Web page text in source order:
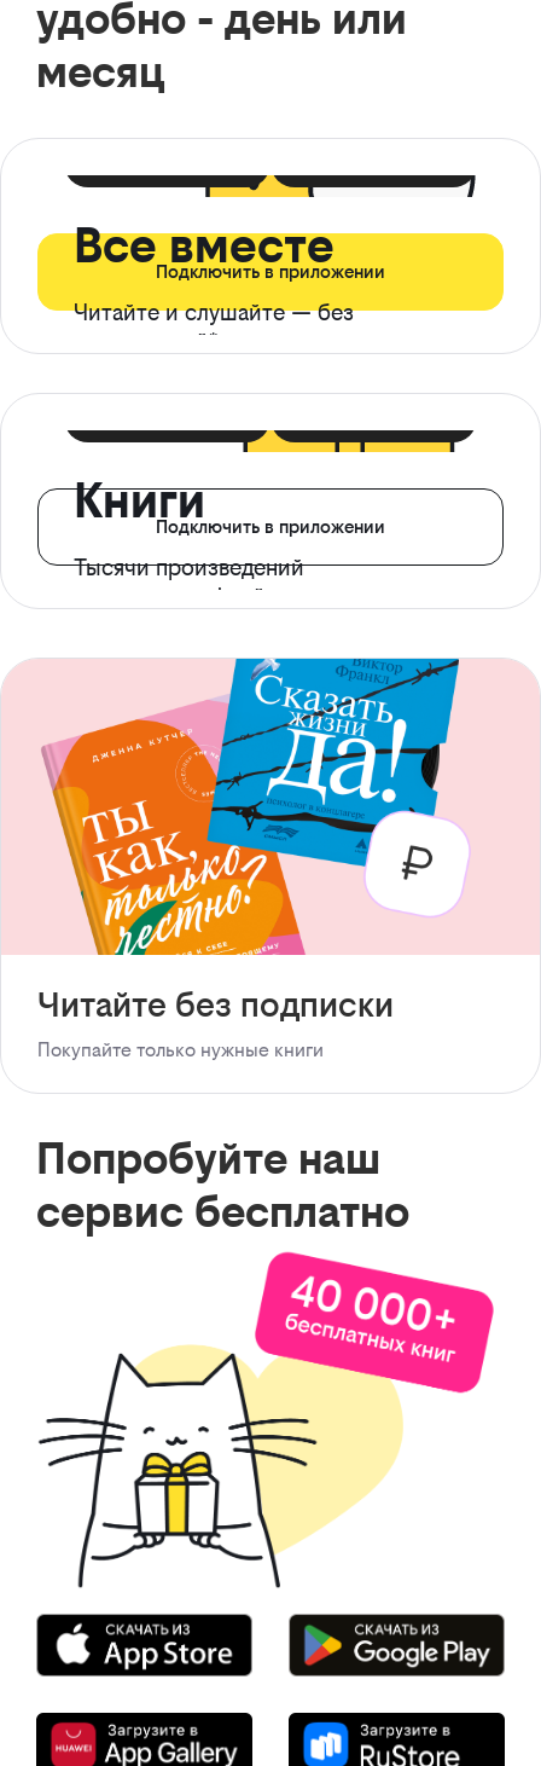
удобно - день или
месяц
Все вместе
Читайте и слушайте — без
ограничений*
Подключить в приложении
Книги
Тысячи произведений
с доступом офлайн
Подключить в приложении
Читайте без подписки
Покупайте только нужные книги
Попробуйте наш
сервис бесплатно